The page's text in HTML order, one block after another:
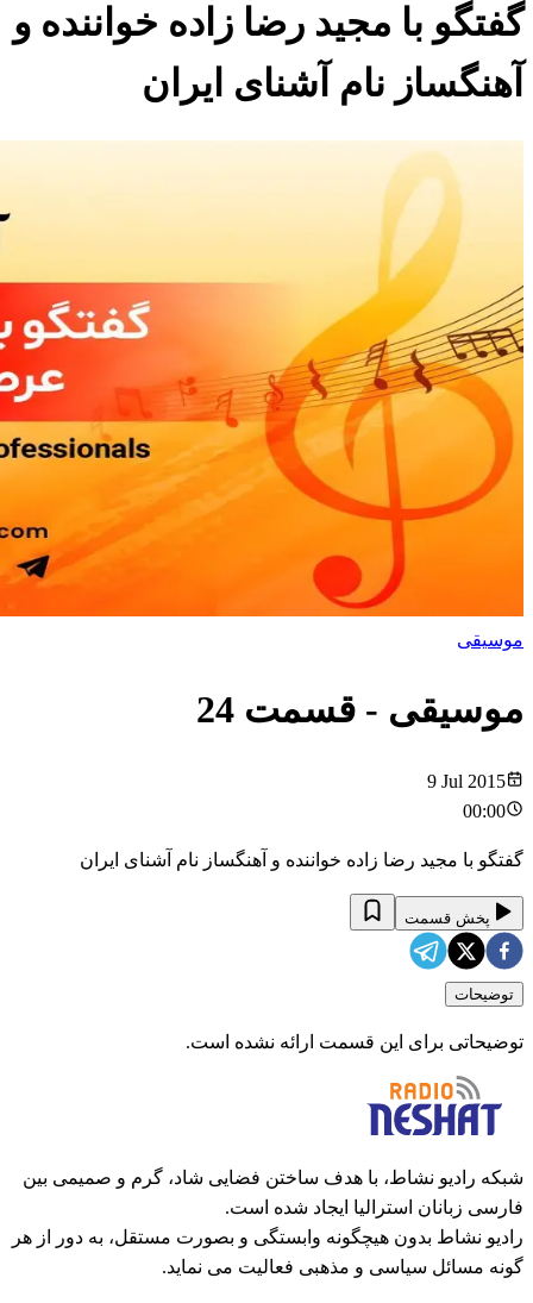
گفتگو با مجید رضا زاده خواننده و
آهنگساز نام آشنای ایران
موسیقی
موسیقی - قسمت 24
9 Jul 2015
00:00
گفتگو با مجید رضا زاده خواننده و آهنگساز نام آشنای ایران
پخش قسمت
توضیحات
توضیحاتی برای این قسمت ارائه نشده است.
شبکه رادیو نشاط، با هدف ساختن فضایی شاد، گرم و صمیمی بین
فارسی زبانان استرالیا ایجاد شده است.
رادیو نشاط بدون هیچگونه وابستگی و بصورت مستقل، به دور از هر
گونه مسائل سیاسی و مذهبی فعالیت می نماید.